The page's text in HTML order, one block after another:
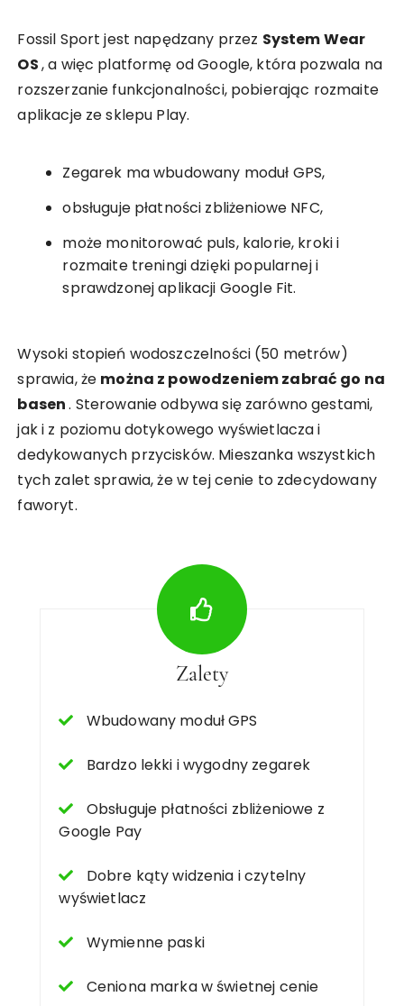
Fossil Sport jest napędzany przez System Wear
OS, a więc platformę od Google, która pozwala na
rozszerzanie funkcjonalności, pobierając rozmaite
aplikacje ze sklepu Play.
Zegarek ma wbudowany moduł GPS,
obsługuje płatności zbliżeniowe NFC,
może monitorować puls, kalorie, kroki i
rozmaite treningi dzięki popularnej i
sprawdzonej aplikacji Google Fit.
Wysoki stopień wodoszczelności (50 metrów)
sprawia, że można z powodzeniem zabrać go na
basen. Sterowanie odbywa się zarówno gestami,
jak i z poziomu dotykowego wyświetlacza i
dedykowanych przycisków. Mieszanka wszystkich
tych zalet sprawia, że w tej cenie to zdecydowany
faworyt.
Zalety
Wbudowany moduł GPS
Bardzo lekki i wygodny zegarek
Obsługuje płatności zbliżeniowe z
Google Pay
Dobre kąty widzenia i czytelny
wyświetlacz
Wymienne paski
Ceniona marka w świetnej cenie